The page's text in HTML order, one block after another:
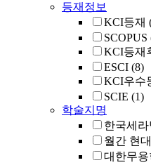
등재정보
KCI등재
SCOPUS
KCI등재
ESCI (8)
KCI우수
SCIE (1)
학술지명
한국세라
월간 현대
대한무